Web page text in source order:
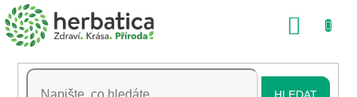
Přejít
na
obsah
HLEDAT